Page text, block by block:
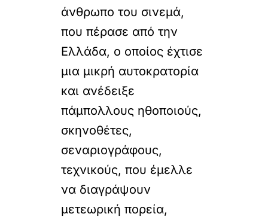
άνθρωπο του σινεμά,
που πέρασε από την
Ελλάδα, ο οποίος έχτισε
μια μικρή αυτοκρατορία
και ανέδειξε
πάμπολλους ηθοποιούς,
σκηνοθέτες,
σεναριογράφους,
τεχνικούς, που έμελλε
να διαγράψουν
μετεωρική πορεία,